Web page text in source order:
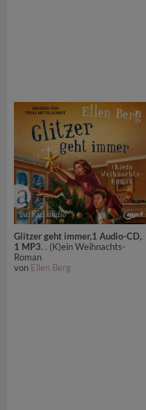
Glitzer geht immer,1 Audio-CD,
1 MP3. . (K)ein Weihnachts-
Roman
von Ellen Berg